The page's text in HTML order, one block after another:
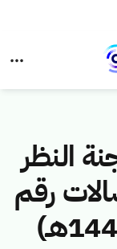
النظر
رقم
(417413166 /ق/1442هـ)